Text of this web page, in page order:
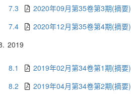
7.3
2020年09月第35卷第3期(摘要)
7.4
2020年12月第35卷第4期(摘要)
2019
8.1
2019年02月第34卷第1期(摘要)
8.2
2019年04月第34卷第2期(摘要)